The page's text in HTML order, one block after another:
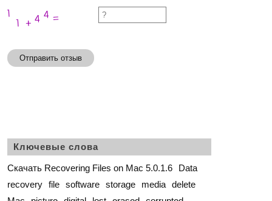
Отправить отзыв
Ключевые слова
Скачать Recovering Files on Mac 5.0.1.6
Data
recovery file software storage media delete